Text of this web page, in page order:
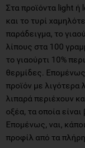
Στα προϊόντα light ή
και το τυρί
παράδειγμα, το
λίπους στα 100
το γιαούρτι 10%
θερμίδες.
προϊόν με λιγότερα
λιπαρά περιέχουν
οξέα, τα οποία
Επομένως, ναι,
προφίλ από τα πλήρη.